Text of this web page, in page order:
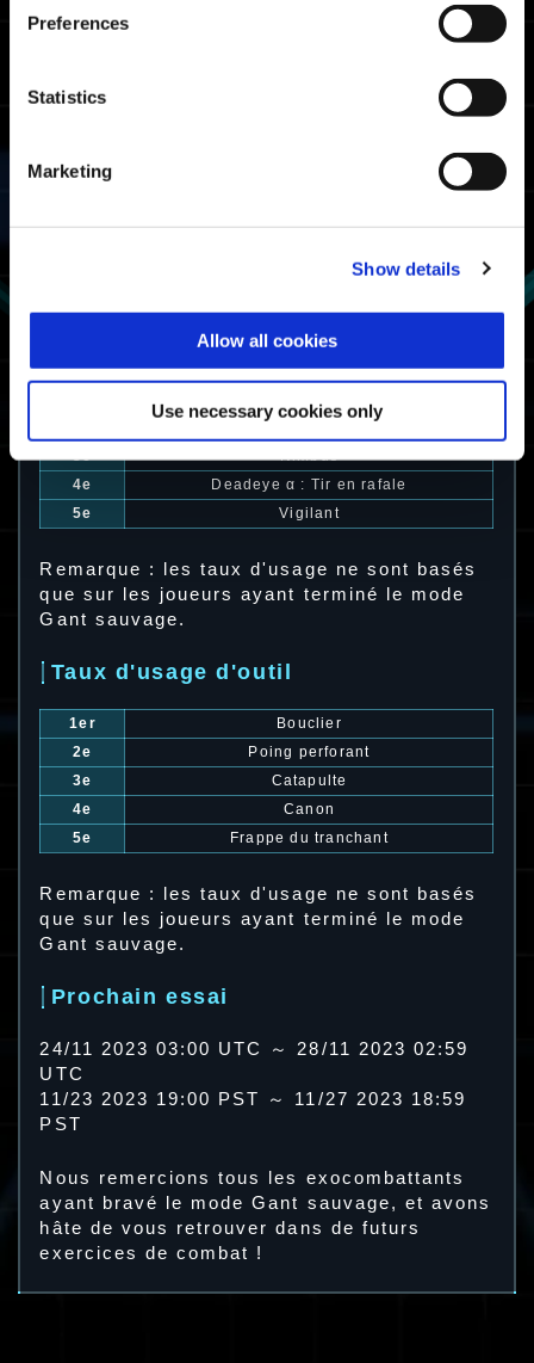
Preferences
Statistics
Marketing
Show details
Allow all cookies
Use necessary cookies only
Steam🄬 03:32.57
Temps à battre pour le classement
Xbox Series X|S/Xbox
One/Windows
06:43.61
05:53.59
05:45.63
Taux d'usage d'exosquelette
3e
Nimbus
4e
Deadeye α : Tir en rafale
5e
Vigilant
Remarque : les taux d'usage ne sont basés
que sur les joueurs ayant terminé le mode
Gant sauvage.
Taux d'usage d'outil
1er
Bouclier
2e
Poing perforant
3e
Catapulte
4e
Canon
5e
Frappe du tranchant
Remarque : les taux d'usage ne sont basés
que sur les joueurs ayant terminé le mode
Gant sauvage.
Prochain essai
24/11 2023 03:00 UTC ～ 28/11 2023 02:59
UTC
11/23 2023 19:00 PST ～ 11/27 2023 18:59
PST
Nous remercions tous les exocombattants
ayant bravé le mode Gant sauvage, et avons
hâte de vous retrouver dans de futurs
exercices de combat !